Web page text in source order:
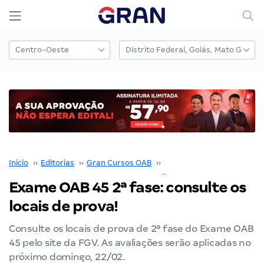
Início ›› Editorias ›› Gran Cursos OAB ››
Exame OAB 45 2ª fase: consulte os
locais de prova!
Consulte os locais de prova de 2ª fase do Exame OAB
45 pelo site da FGV. As avaliações serão aplicadas no
próximo domingo, 22/02.